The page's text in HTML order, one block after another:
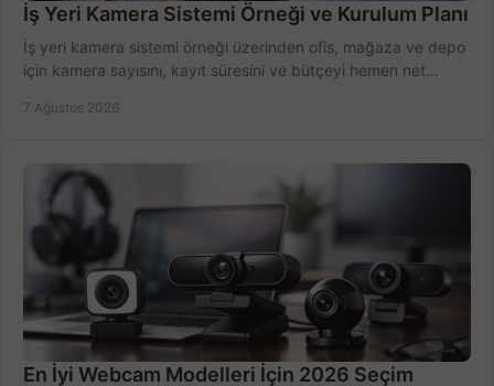
İş Yeri Kamera Sistemi Örneği ve Kurulum Planı
İş yeri kamera sistemi örneği üzerinden ofis, mağaza ve depo
için kamera sayısını, kayıt süresini ve bütçeyi hemen net
7 Ağustos 2026
En İyi Webcam Modelleri İçin 2026 Seçim